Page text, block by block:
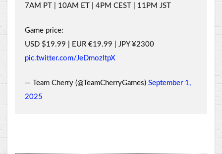
7AM PT | 10AM ET | 4PM CEST | 11PM JST
Game price:
USD $19.99 | EUR €19.99 | JPY ¥2300
pic.twitter.com/JeDmozItpX
— Team Cherry (@TeamCherryGames) September 1,
2025